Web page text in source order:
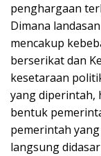
penghargaan
Dimana
mencakup
berserikat dan
kesetaraan
yang diperintah,
bentuk
pemerintah
langsung